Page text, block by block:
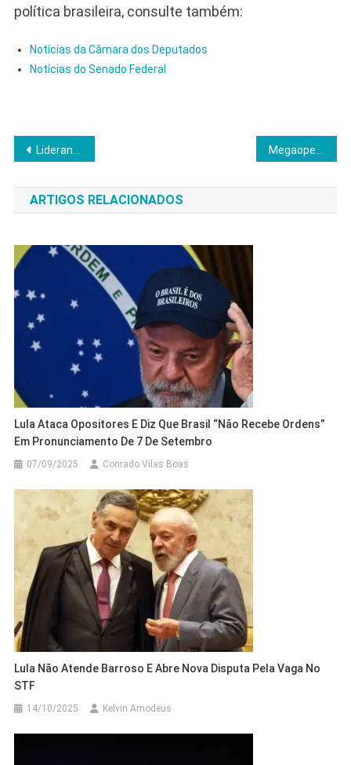
política brasileira, consulte também:
Notícias da Câmara dos Deputados
Notícias do Senado Federal
Navegação
de
Post
Lideranças evangélicas defendem Silas Malafaia e cobram garantias de liberdade de expressão
ARTIGOS RELACIONADOS
Lula Ataca Opositores E Diz Que Brasil “não Recebe Ordens”
Em Pronunciamento De 7 De Setembro
07/09/2025 Conrado Vilas Boas
Lula Não Atende Barroso E Abre Nova Disputa Pela Vaga No
STF
14/10/2025 Kelvin Amodeus